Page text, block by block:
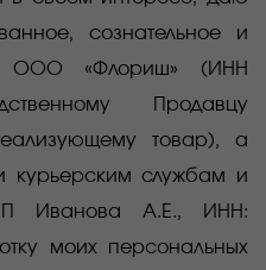
сознательное и
ООО «Флориш» (ИНН
Продавцу
товар), а
курьерским службам и
Иванова А.Е., ИНН:
моих персональных